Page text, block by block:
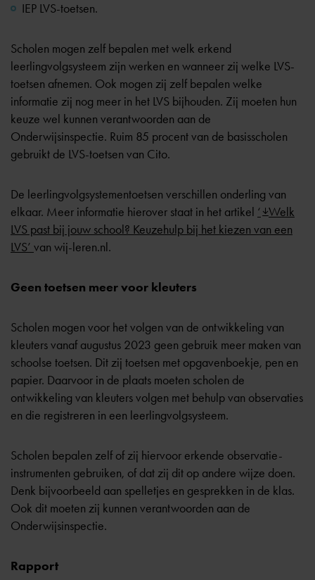
IEP LVS-toetsen.
Scholen mogen zelf bepalen met welk erkend
leerlingvolgsysteem zijn werken en wanneer zij welke LVS-
toetsen afnemen. Ook mogen zij zelf bepalen welke
informatie zij nog meer in het LVS bijhouden. Zij moeten hun
keuze wel kunnen verantwoorden aan de
Onderwijsinspectie. Ruim 85 procent van de basisscholen
gebruikt de LVS-toetsen van Cito.
De leerlingvolgsystementoetsen verschillen onderling van
elkaar. Meer informatie hierover staat in het artikel ‘ Welk
LVS past bij jouw school? Keuzehulp bij het kiezen van een
LVS’ van wij-leren.nl.
Geen toetsen meer voor kleuters
Scholen mogen voor het volgen van de ontwikkeling van
kleuters vanaf augustus 2023 geen gebruik meer maken van
schoolse toetsen. Dit zij toetsen met opgavenboekje, pen en
papier. Daarvoor in de plaats moeten scholen de
ontwikkeling van kleuters volgen met behulp van observaties
en die registreren in een leerlingvolgsysteem.
Scholen bepalen zelf of zij hiervoor erkende observatie-
instrumenten gebruiken, of dat zij dit op andere wijze doen.
Denk bijvoorbeeld aan spelletjes en gesprekken in de klas.
Ook dit moeten zij kunnen verantwoorden aan de
Onderwijsinspectie.
Rapport